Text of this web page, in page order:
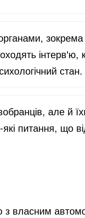
стан.
але й
питання, що
з власним